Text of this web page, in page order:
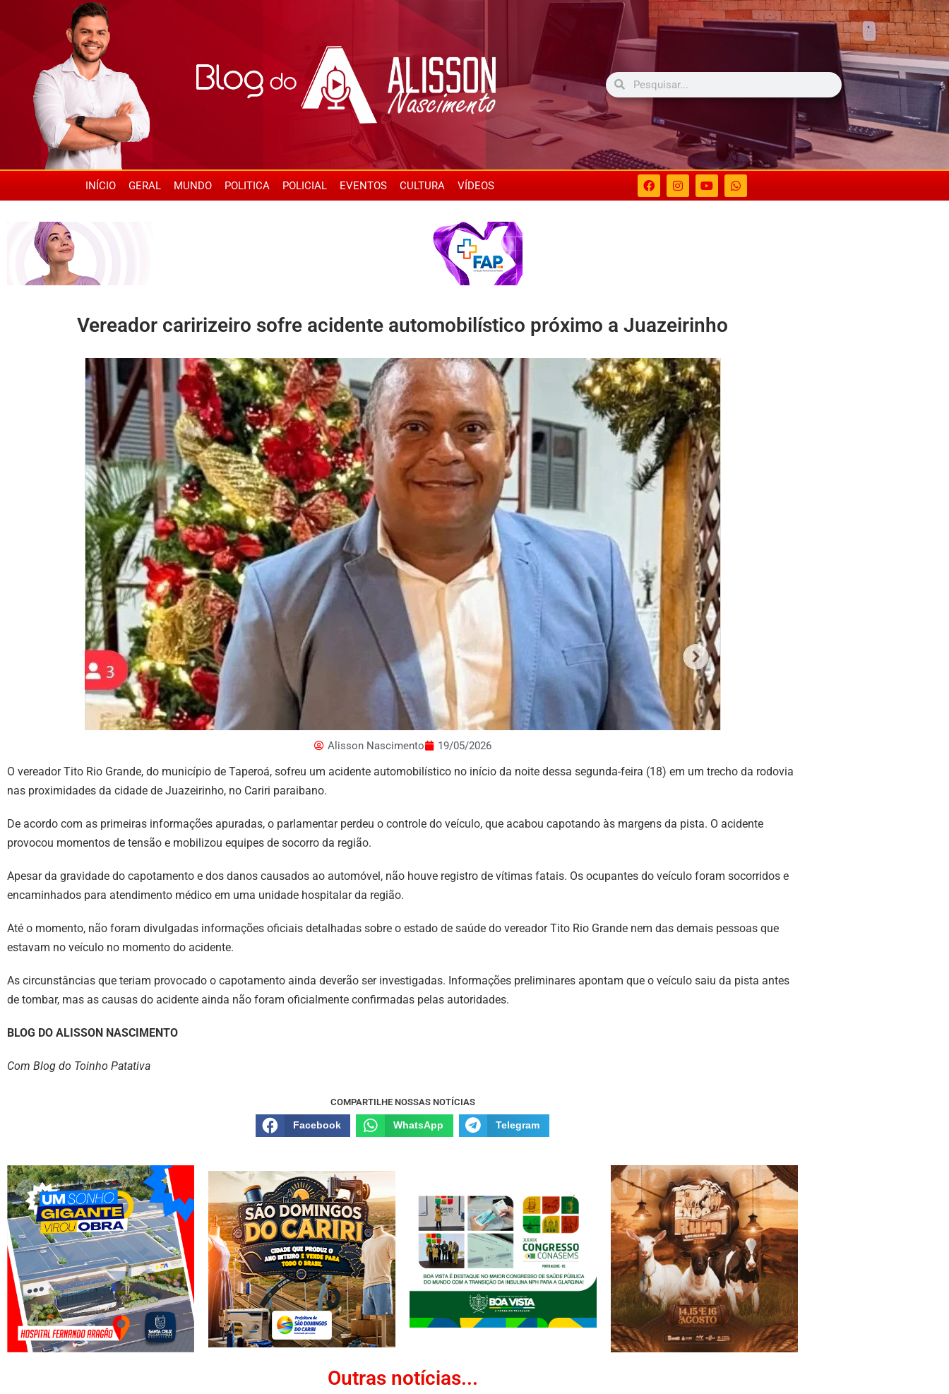
INÍCIO GERAL MUNDO POLITICA POLICIAL EVENTOS CULTURA VÍDEOS
Vereador caririzeiro sofre acidente automobilístico próximo a Juazeirinho
Alisson Nascimento 19/05/2026
O vereador Tito Rio Grande, do município de Taperoá, sofreu um acidente automobilístico no início da noite dessa segunda-feira (18) em um trecho da rodovia
nas proximidades da cidade de Juazeirinho, no Cariri paraibano.
De acordo com as primeiras informações apuradas, o parlamentar perdeu o controle do veículo, que acabou capotando às margens da pista. O acidente
provocou momentos de tensão e mobilizou equipes de socorro da região.
Apesar da gravidade do capotamento e dos danos causados ao automóvel, não houve registro de vítimas fatais. Os ocupantes do veículo foram socorridos e
encaminhados para atendimento médico em uma unidade hospitalar da região.
Até o momento, não foram divulgadas informações oficiais detalhadas sobre o estado de saúde do vereador Tito Rio Grande nem das demais pessoas que
estavam no veículo no momento do acidente.
As circunstâncias que teriam provocado o capotamento ainda deverão ser investigadas. Informações preliminares apontam que o veículo saiu da pista antes
de tombar, mas as causas do acidente ainda não foram oficialmente confirmadas pelas autoridades.
BLOG DO ALISSON NASCIMENTO
Com Blog do Toinho Patativa
COMPARTILHE NOSSAS NOTÍCIAS
Facebook WhatsApp Telegram
Outras notícias...